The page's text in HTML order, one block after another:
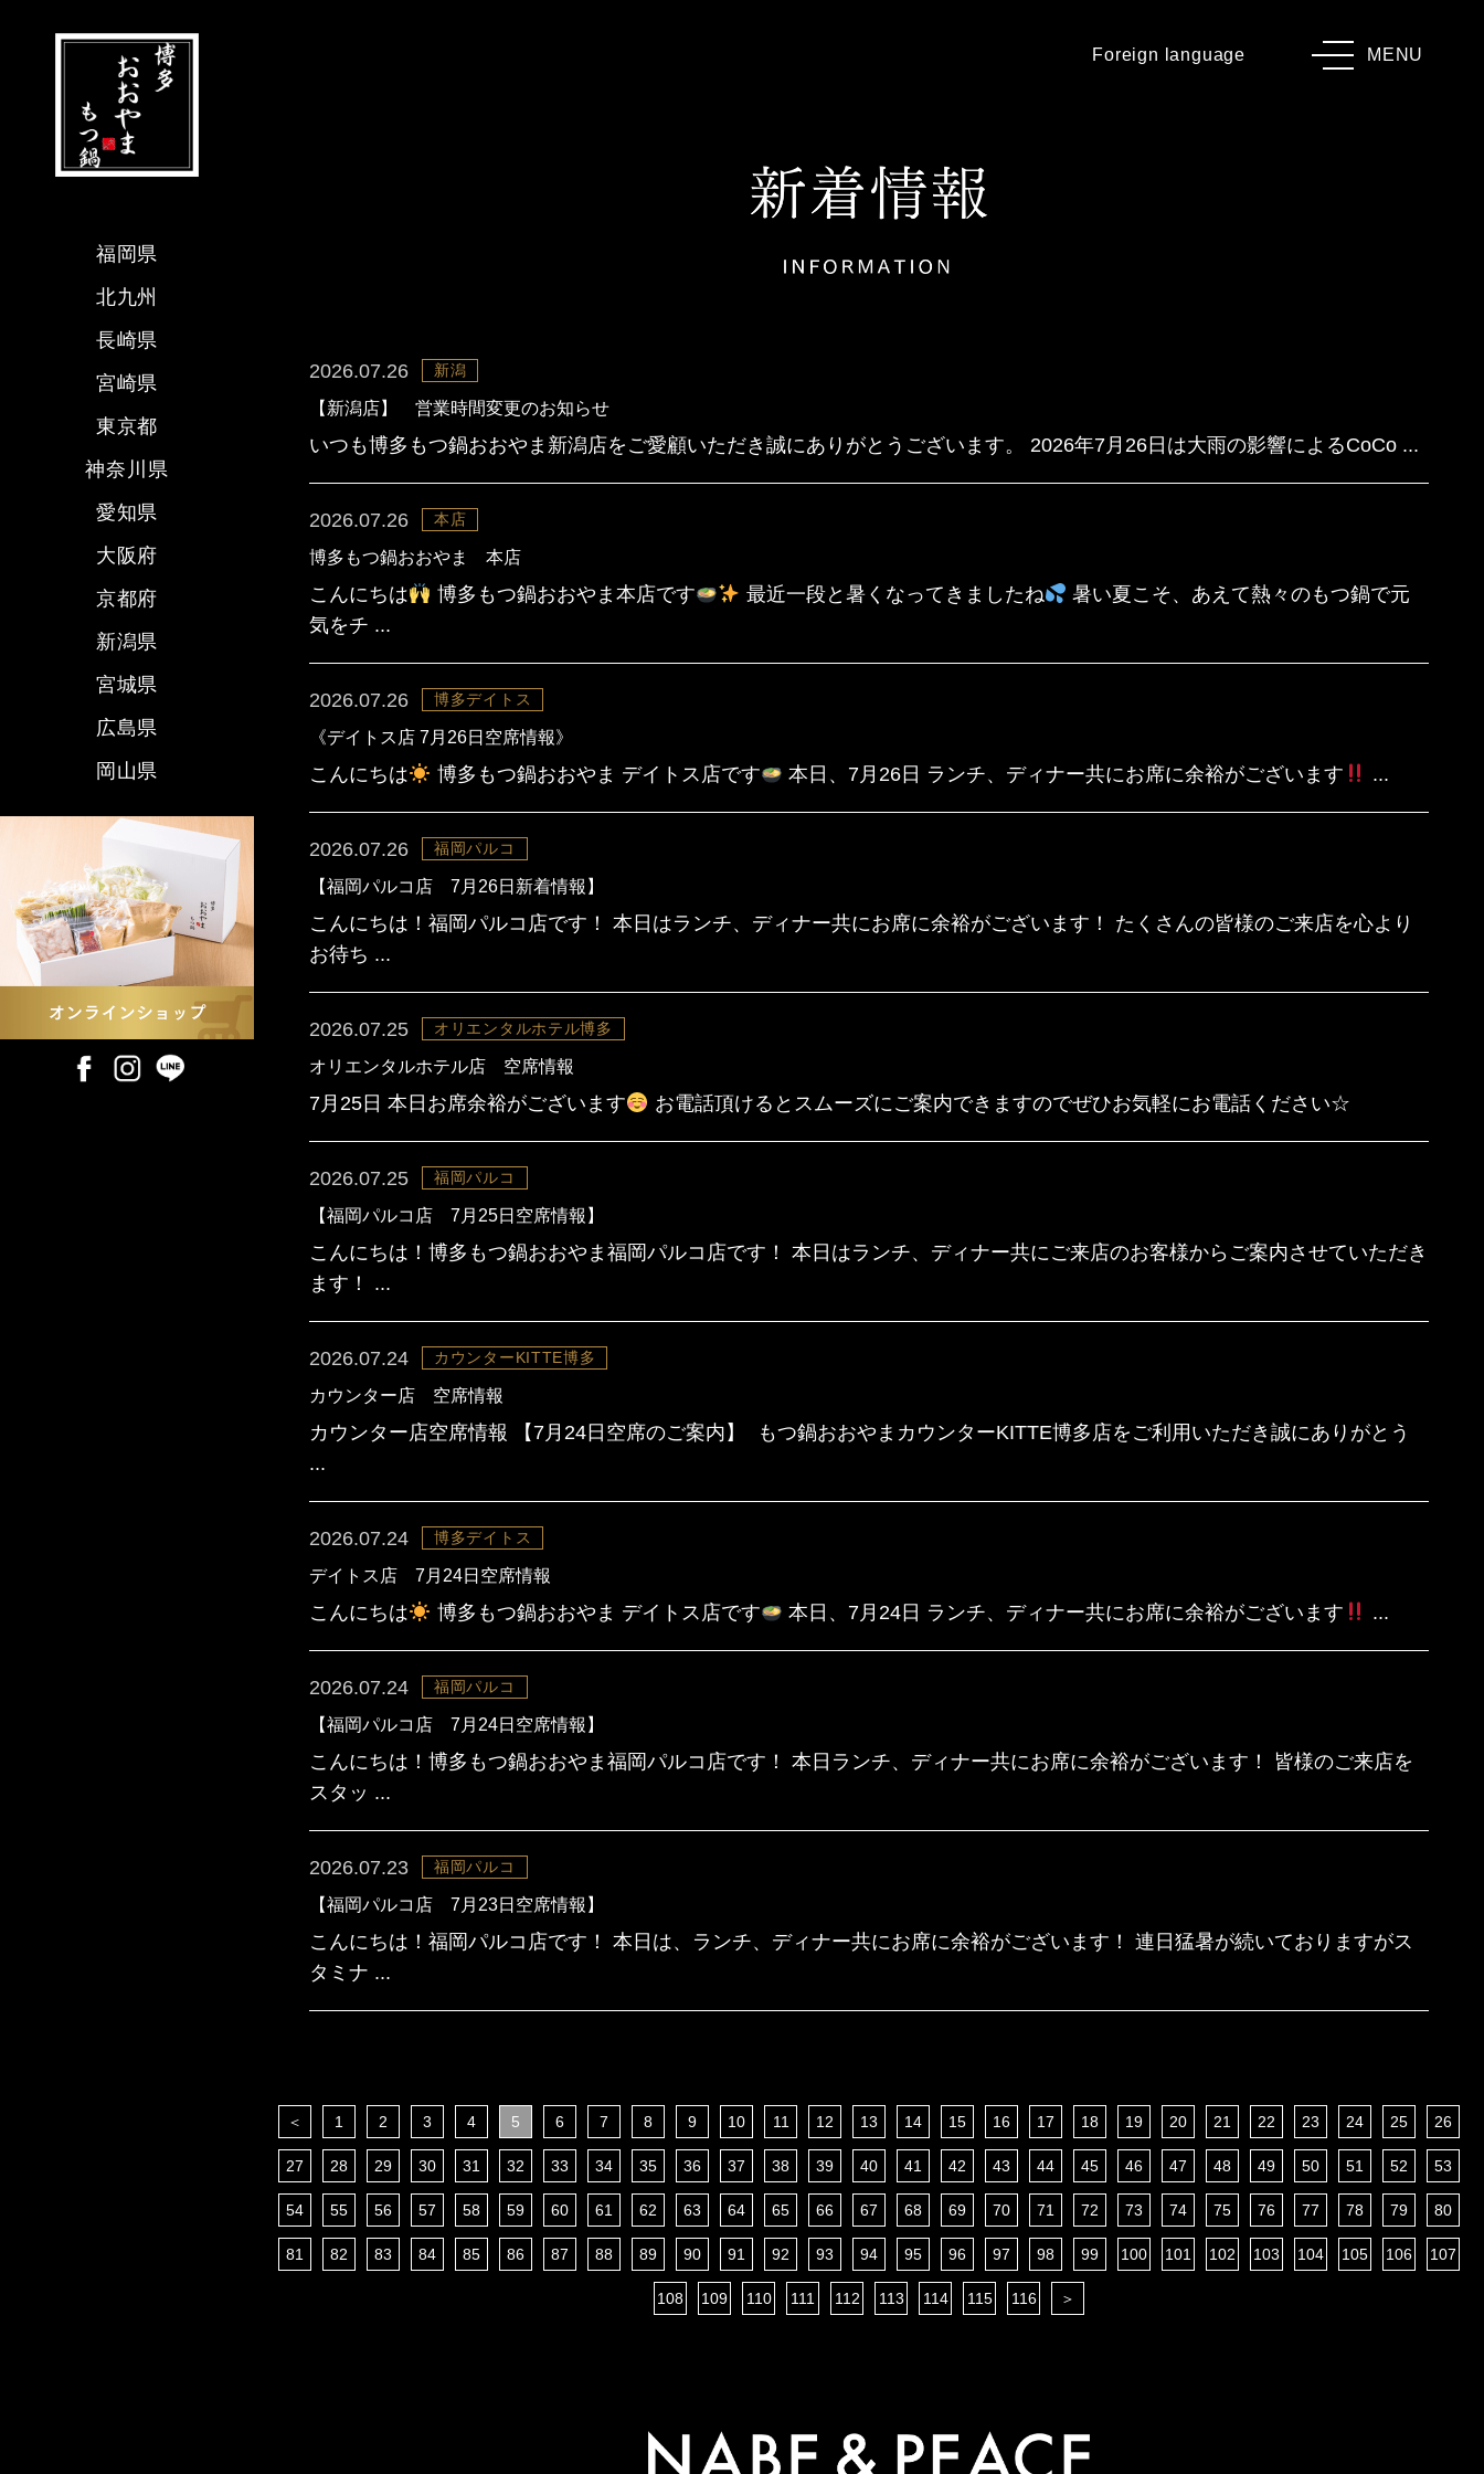
Foreign language MENU
2026.07.26 新潟
【新潟店】 営業時間変更のお知らせ
いつも博多もつ鍋おおやま新潟店をご愛顧いただき誠にありがとうございます。 2026年7月26日は大雨の影響によるCoCo ...
2026.07.26 本店
博多もつ鍋おおやま 本店
こんにちは 博多もつ鍋おおやま本店です 最近一段と暑くなってきましたね
暑い夏こそ、あえて熱々のもつ鍋で元
気をチ ...
2026.07.26 博多デイトス
《デイトス店 7月26日空席情報》
こんにちは 博多もつ鍋おおやま デイトス店です 本日、7月26日 ランチ、ディナー共にお席に余裕がございます ...
2026.07.26 福岡パルコ
【福岡パルコ店 7月26日新着情報】
こんにちは！福岡パルコ店です！ 本日はランチ、ディナー共にお席に余裕がございます！ たくさんの皆様のご来店を心より
お待ち ...
2026.07.25 オリエンタルホテル博多
オリエンタルホテル店 空席情報
7月25日 本日お席余裕がございます お電話頂けるとスムーズにご案内できますのでぜひお気軽にお電話ください☆
2026.07.25 福岡パルコ
【福岡パルコ店 7月25日空席情報】
こんにちは！博多もつ鍋おおやま福岡パルコ店です！ 本日はランチ、ディナー共にご来店のお客様からご案内させていただき
ます！ ...
2026.07.24 カウンターKITTE博多
カウンター店 空席情報
カウンター店空席情報 【7月24日空席のご案内】 もつ鍋おおやまカウンターKITTE博多店をご利用いただき誠にありがとう
...
2026.07.24 博多デイトス
デイトス店 7月24日空席情報
こんにちは 博多もつ鍋おおやま デイトス店です 本日、7月24日 ランチ、ディナー共にお席に余裕がございます ...
2026.07.24 福岡パルコ
【福岡パルコ店 7月24日空席情報】
こんにちは！博多もつ鍋おおやま福岡パルコ店です！ 本日ランチ、ディナー共にお席に余裕がございます！ 皆様のご来店を
スタッ ...
2026.07.23 福岡パルコ
【福岡パルコ店 7月23日空席情報】
こんにちは！福岡パルコ店です！ 本日は、ランチ、ディナー共にお席に余裕がございます！ 連日猛暑が続いておりますがス
タミナ ...
＜ 1 2 3 4 5 6 7 8 9 10 11 12 13 14 15 16 17 18 19 20 21 22 23 24 25 26
27 28 29 30 31 32 33 34 35 36 37 38 39 40 41 42 43 44 45 46 47 48 49 50 51 52 53
54 55 56 57 58 59 60 61 62 63 64 65 66 67 68 69 70 71 72 73 74 75 76 77 78 79 80
81 82 83 84 85 86 87 88 89 90 91 92 93 94 95 96 97 98 99 100 101 102 103 104 105 106 107
108 109 110 111 112 113 114 115 116 ＞
福岡県
北九州
長崎県
宮崎県
東京都
神奈川県
愛知県
大阪府
京都府
新潟県
宮城県
広島県
岡山県